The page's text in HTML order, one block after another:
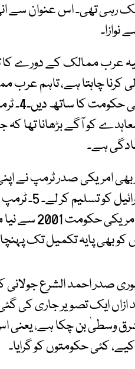
رہی تھی۔ اس عنوان سے
نوازا۔
عرب ممالک کے دورے کا
کرنا چاہتا ہے، تاہم
کو آگے بڑھانا تھا
ہے۔
امریکی صدر ٹرمپ نے
سعودی عرب
مقصد یہ
بھی پایہ تکمیل تک
صدر احمد الشرع جولانی
ازاں ایک تصویر جاری کی
کئی حکومتوں کو گرایا۔